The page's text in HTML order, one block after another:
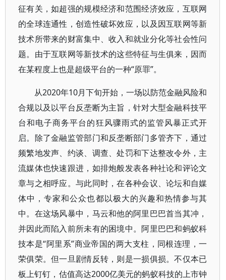
征有关，如超强的规模经济和范围经济效应，互联网
的全球连通性，创造性破坏效应，以及因互联网等新
技术所带来的财富集中、收入和就业分化等社会性问
题。由于互联网等新技术的这些特征与生俱来，因而
在某程度上也是超级平台的一种“原罪”。
从2020年10月下旬开始，一场以防范金融风险和
合规以及以平台反垄断为主旨，针对大型金融科技平
台和电子商务平台的狂风骤雨式的监管风暴正式开
启。除了金融监管部门和反垄断部门多管齐下，通过
频繁地发声、约谈、调查、处罚和下达整改令外，主
流媒体也快速跟进，如排炮般发表各种社论和评论文
章与之相呼应。与此同时，在各种会议、论坛和自媒
体中，专家和公众也都以极大的兴趣和热情参与其
中。在这场风暴中，马云和他的阿里巴巴首当其冲，
并因此而陷入前所未有的困境中。阿里巴巴和蚂蚁科
技本是“阿里系”商业帝国的两大支柱，同根连理，一
荣俱荣。但一旦剧情反转，则是一损俱损。不仅本已
板上钉钉，估值高达2000亿美元的蚂蚁科技的上市钟